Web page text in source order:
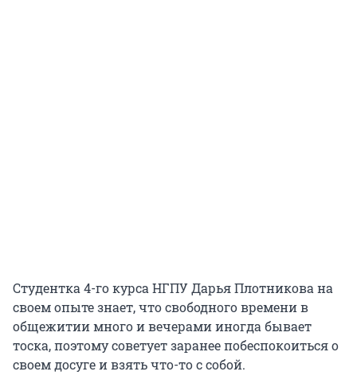
Студентка 4-го курса НГПУ Дарья Плотникова на
своем опыте знает, что свободного времени в
общежитии много и вечерами иногда бывает
тоска, поэтому советует заранее побеспокоиться о
своем досуге и взять что-то с собой.